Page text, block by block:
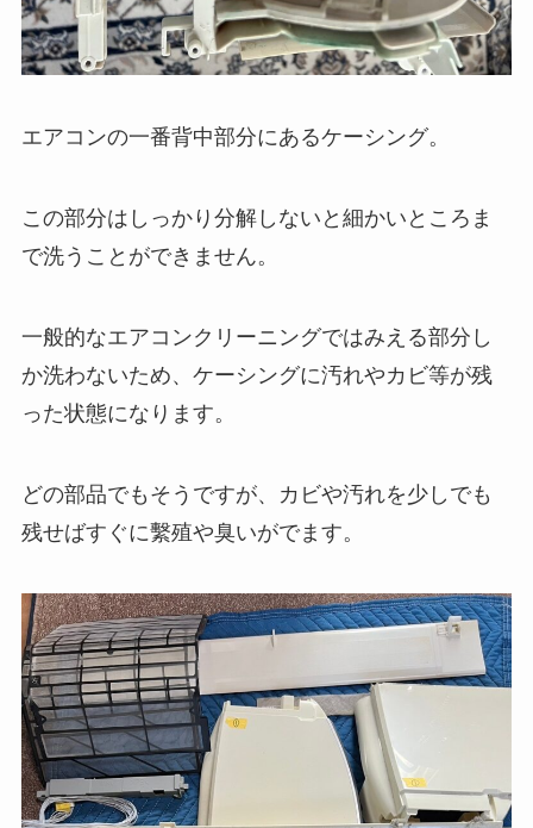
エアコンの一番背中部分にあるケーシング。
この部分はしっかり分解しないと細かいところま
で洗うことができません。
一般的なエアコンクリーニングではみえる部分し
か洗わないため、ケーシングに汚れやカビ等が残
った状態になります。
どの部品でもそうですが、カビや汚れを少しでも
残せばすぐに繫殖や臭いがでます。